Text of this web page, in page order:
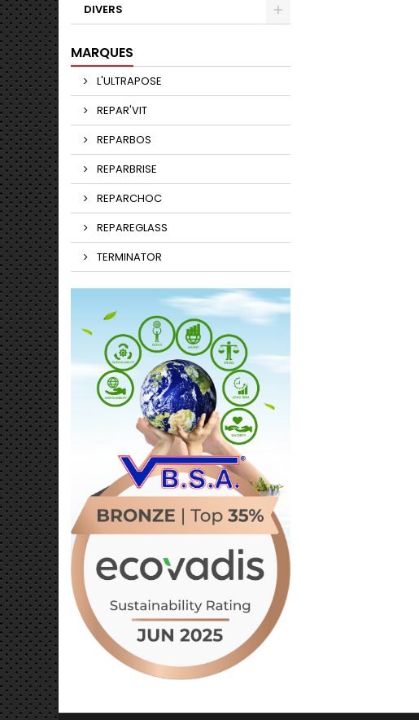
DIVERS
MARQUES
L'ULTRAPOSE
REPAR'VIT
REPARBOS
REPARBRISE
REPARCHOC
REPAREGLASS
TERMINATOR